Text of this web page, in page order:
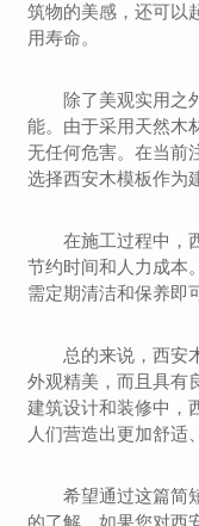
筑物的美感，还可以
用寿命。
除了美观实用之
能。由于采用天然木
无任何危害。在当前
选择西安木模板作为
在施工过程中，
节约时间和人力成本
需定期清洁和保养即
总的来说，西安
外观精美，而且具有
建筑设计和装修中，
人们营造出更加舒适
希望通过这篇简
的了解。如果您对西